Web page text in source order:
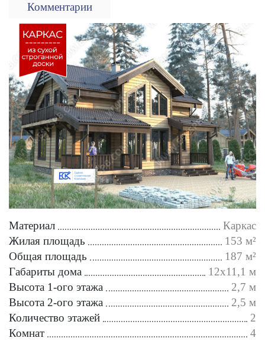
Комментарии
Материал
Каркас
Жилая площадь
153 м²
Общая площадь
187 м²
Габариты дома
12х11,1 м
Высота 1-ого этажа
2,7 м
Высота 2-ого этажа
2,5 м
Количество этажей
2
Комнат
4